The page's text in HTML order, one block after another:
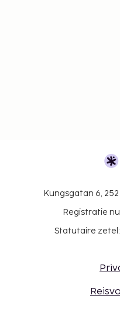
Kungsgatan 6, 252
Registratie
Statutaire